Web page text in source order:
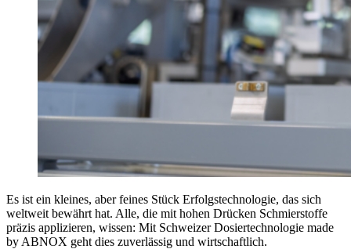
Es ist ein kleines, aber feines Stück Erfolgstechnologie, das sich
weltweit bewährt hat. Alle, die mit hohen Drücken Schmierstoffe
präzis applizieren, wissen: Mit Schweizer Dosiertechnologie made
by ABNOX geht dies zuverlässig und wirtschaftlich.